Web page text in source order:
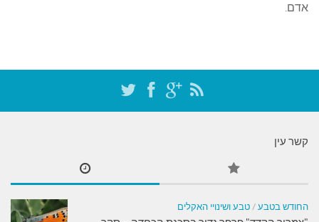
אדם.
קשר עין
החודש בטבע / טבע ושינויי האקלים